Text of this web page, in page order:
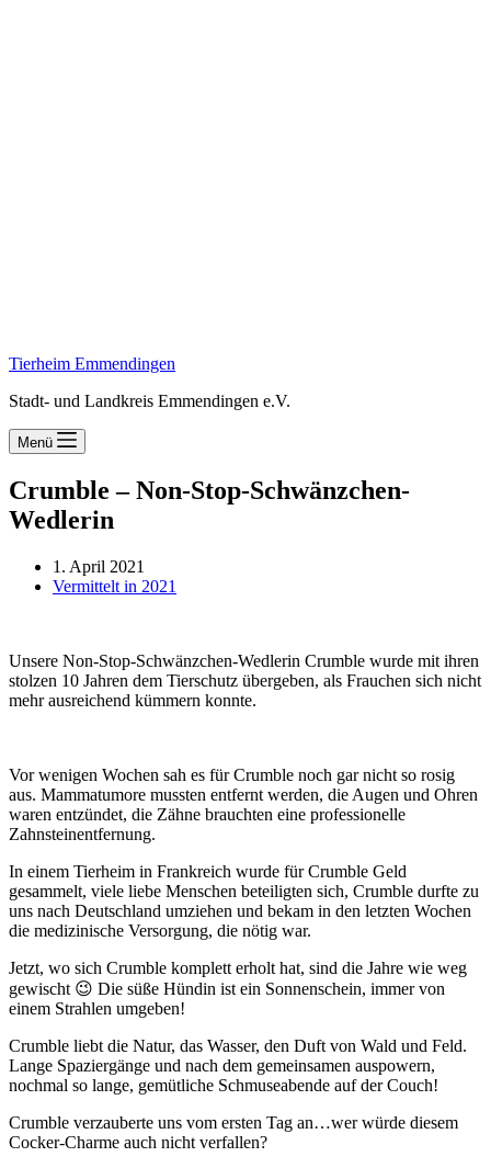
Tierheim Emmendingen
Stadt- und Landkreis Emmendingen e.V.
Menü
Crumble – Non-Stop-Schwänzchen-
Wedlerin
1. April 2021
Vermittelt in 2021
Unsere Non-Stop-Schwänzchen-Wedlerin Crumble wurde mit ihren
stolzen 10 Jahren dem Tierschutz übergeben, als Frauchen sich nicht
mehr ausreichend kümmern konnte.
Vor wenigen Wochen sah es für Crumble noch gar nicht so rosig
aus. Mammatumore mussten entfernt werden, die Augen und Ohren
waren entzündet, die Zähne brauchten eine professionelle
Zahnsteinentfernung.
In einem Tierheim in Frankreich wurde für Crumble Geld
gesammelt, viele liebe Menschen beteiligten sich, Crumble durfte zu
uns nach Deutschland umziehen und bekam in den letzten Wochen
die medizinische Versorgung, die nötig war.
Jetzt, wo sich Crumble komplett erholt hat, sind die Jahre wie weg
gewischt 😉 Die süße Hündin ist ein Sonnenschein, immer von
einem Strahlen umgeben!
Crumble liebt die Natur, das Wasser, den Duft von Wald und Feld.
Lange Spaziergänge und nach dem gemeinsamen auspowern,
nochmal so lange, gemütliche Schmuseabende auf der Couch!
Crumble verzauberte uns vom ersten Tag an…wer würde diesem
Cocker-Charme auch nicht verfallen?